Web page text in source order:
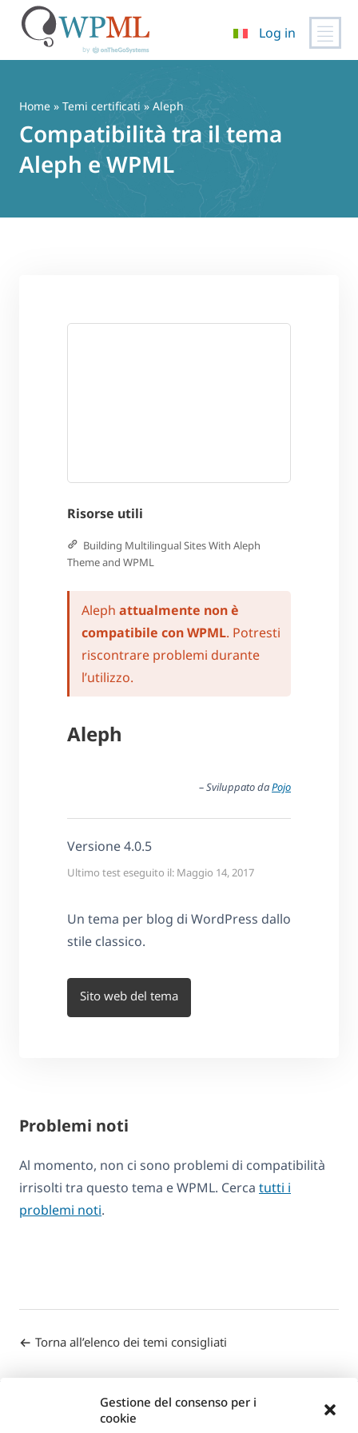
Gestione del consenso per i
cookie
contenuto
Log in
Home » Temi certificati » Aleph
Compatibilità tra il tema
Aleph e WPML
Risorse utili
Building Multilingual Sites With Aleph
Theme and WPML
Aleph attualmente non è
compatibile con WPML. Potresti
riscontrare problemi durante
l’utilizzo.
Aleph
– Sviluppato daPojo
Versione 4.0.5
Ultimo test eseguito il: Maggio 14, 2017
Un tema per blog di WordPress dallo
stile classico.
Sito web del tema
Problemi noti
Al momento, non ci sono problemi di compatibilità
irrisolti tra questo tema e WPML. Cerca tutti i
problemi noti.
Torna all’elenco dei temi consigliati